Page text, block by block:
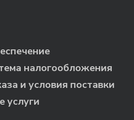
налогообложения
и условия поставки
услуги